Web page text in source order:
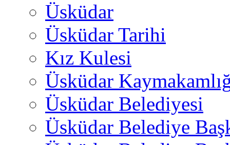
Üsküdar
Üsküdar Tarihi
Kız Kulesi
Üsküdar
Üsküdar Belediyesi
Üsküdar Belediye